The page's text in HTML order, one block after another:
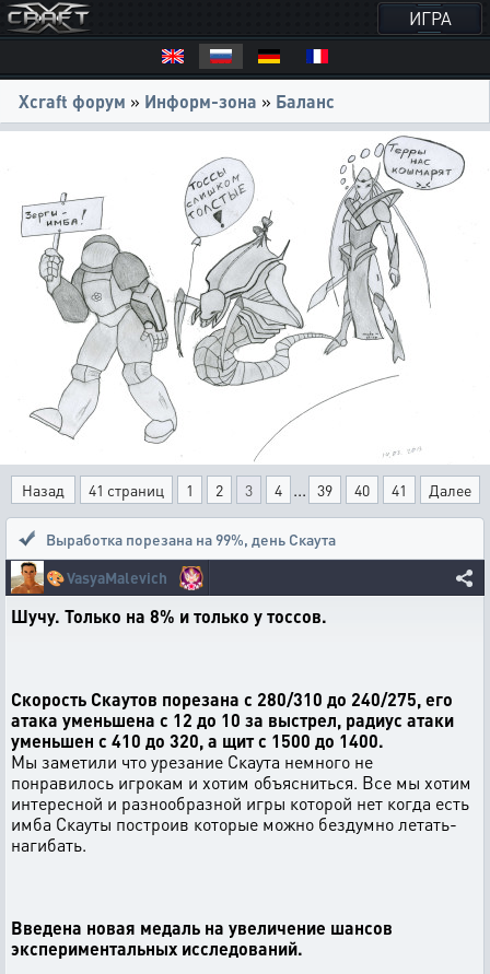
ИГРА
Xcraft форум » Информ-зона » Баланс
Назад 41 страниц 1 2 3 4 ... 39 40 41 Далее
Выработка порезана на 99%, день Скаута
🎨VasyaMalevich
Шучу. Только на 8% и только у тоссов.
Скорость Скаутов порезана с 280/310 до 240/275, его
атака уменьшена с 12 до 10 за выстрел, радиус атаки
уменьшен с 410 до 320, а щит с 1500 до 1400.
Мы заметили что урезание Скаута немного не
понравилось игрокам и хотим объясниться. Все мы хотим
интересной и разнообразной игры которой нет когда есть
имба Скауты построив которые можно бездумно летать-
нагибать.
Введена новая медаль на увеличение шансов
экспериментальных исследований.